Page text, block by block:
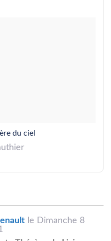
du ciel
le Dimanche 8